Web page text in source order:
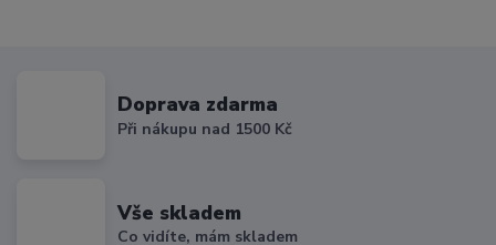
Doprava zdarma
Při nákupu nad 1500 Kč
Vše skladem
Co vidíte, mám skladem